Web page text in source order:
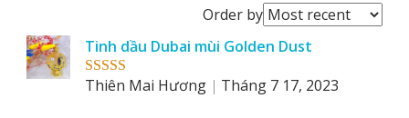
Order byOrder
by
Rated5 out
Tinh dầu Dubai mùi Golden Dust
Thiên Mai Hương
Tháng 7 17, 2023